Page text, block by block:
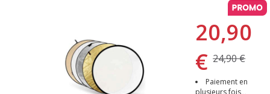
20,90
€ 24,90 €
Paiement en
plusieurs fois